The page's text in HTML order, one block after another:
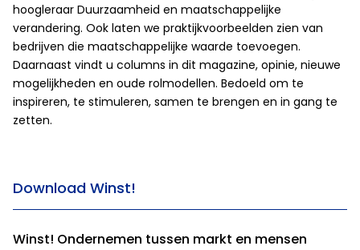
hoogleraar Duurzaamheid en maatschappelijke
verandering. Ook laten we praktijkvoorbeelden zien van
bedrijven die maatschappelijke waarde toevoegen.
Daarnaast vindt u columns in dit magazine, opinie, nieuwe
mogelijkheden en oude rolmodellen. Bedoeld om te
inspireren, te stimuleren, samen te brengen en in gang te
zetten.
Download Winst!
Winst! Ondernemen tussen markt en mensen